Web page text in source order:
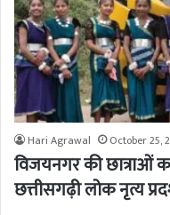
Hari Agrawal October 25,
विजयनगर की छात्राओं
छत्तीसगढ़ी लोक नृत्य